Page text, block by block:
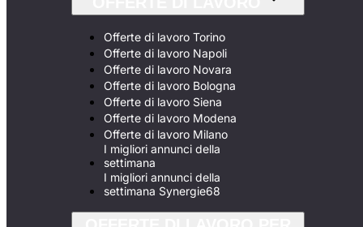
Offerte di lavoro Torino
Offerte di lavoro Napoli
Offerte di lavoro Novara
Offerte di lavoro Bologna
Offerte di lavoro Siena
Offerte di lavoro Modena
Offerte di lavoro Milano
I migliori annunci della
settimana
I migliori annunci della
settimana Synergie68